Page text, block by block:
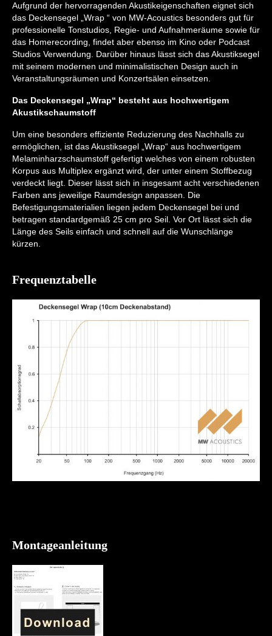
Aufgrund der hervorragenden Akustikeigenschaften eignet sich
das Deckensegel „Wrap “ von MW-Acoustics besonders gut für
professionelle Tonstudios, Regie- und Aufnahmeräume sowie für
das Homerecording, findet aber ebenso im Kino oder Podcast
Studios Verwendung. Darüber hinaus lässt sich das Akustiksegel
mit seinem modernen und minimalistischen Design auch in
Veranstaltungsräumen und Konzertsälen einsetzen.
Das Deckensegel „Wrap“ besteht aus hochwertigem
Akustikschaumstoff
Um eine besonders effiziente Reduzierung des Nachhalls zu
ermöglichen, ist das Akustiksegel „Wrap“ aus hochwertigem
Melaminharzschaumstoff gefertigt welches von einem robusten
Korpus aus Multiplex ergänzt wird, der unter einem Stoffbezug
verdeckt liegt. Dieser lässt sich in insgesamt acht verschiedenen
Farben ans jeweilige Raumdesign anpassen. Die
Befestigungsmaterialien liegen jedem Deckensegel bei und
betragen standardgemäß 25 cm pro Seil. Vor Ort lässt sich die
Länge des Seils einfach und schnell auf die Wunschlänge
kürzen.
Frequenztabelle
Montageanleitung